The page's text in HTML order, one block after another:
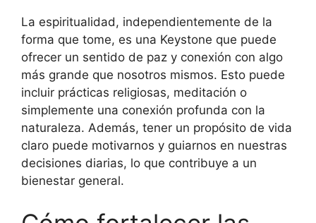
La espiritualidad, independientemente de la
forma que tome, es una Keystone que puede
ofrecer un sentido de paz y conexión con algo
más grande que nosotros mismos. Esto puede
incluir prácticas religiosas, meditación o
simplemente una conexión profunda con la
naturaleza. Además, tener un propósito de vida
claro puede motivarnos y guiarnos en nuestras
decisiones diarias, lo que contribuye a un
bienestar general.